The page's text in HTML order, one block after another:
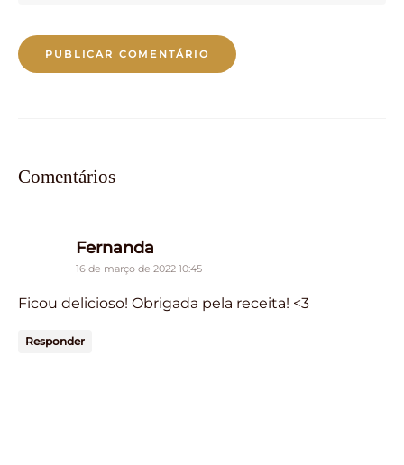
Comentários
Fernanda
16 de março de 2022 10:45
Ficou delicioso! Obrigada pela receita! <3
Responder